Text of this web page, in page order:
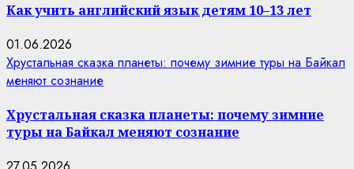
Как учить английский язык детям 10–13 лет
01.06.2026
Хрустальная сказка планеты: почему зимние туры на Байкал
меняют сознание
Хрустальная сказка планеты: почему зимние
туры на Байкал меняют сознание